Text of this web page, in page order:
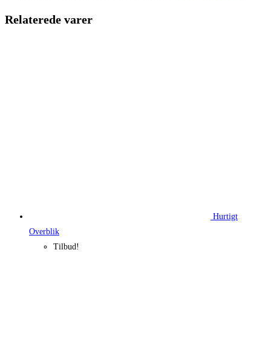
Relaterede varer
Hurtigt
Overblik
Tilbud!